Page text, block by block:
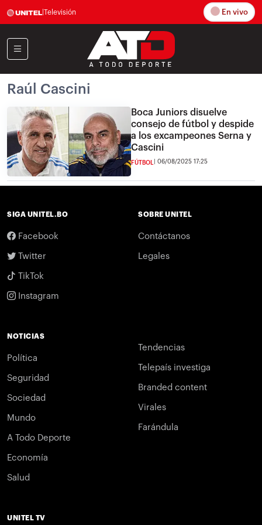
Televisión En vivo
Raúl Cascini
Boca Juniors disuelve
consejo de fútbol y despide
a los excampeones Serna y
Cascini
FÚTBOL 06/08/2025 17:25
SIGA UNITEL.BO
Facebook
Twitter
TikTok
Instagram
SOBRE UNITEL
Contáctanos
Legales
NOTICIAS
Política
Seguridad
Sociedad
Mundo
A Todo Deporte
Economía
Salud
Tendencias
Telepaís investiga
Branded content
Virales
Farándula
UNITEL TV